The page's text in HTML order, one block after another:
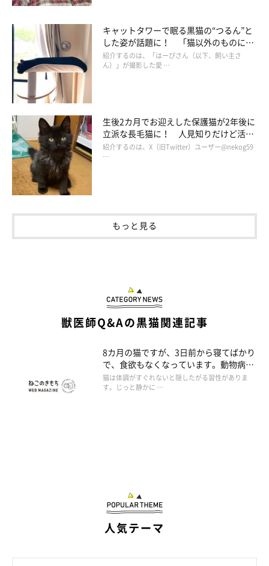
キャットタワーで眠る黒猫の“つるん”と
した姿が話題に！ 「猫以外のものに見
える」と大喜利状態に
紹介するのは、「はーぴさん（以下、飼い主さ
ん）」が撮影した愛 …
生後2カ月でお迎えした保護猫が2年後に
立派な長毛猫に！ 人見知りだけど活発
な愛猫の成長ビフォーアフターにほっこ
り
紹介するのは、X（旧Twitter）ユーザー@nekog59
…
もっと見る
獣医師Q&Aの黒猫関連記事
8カ月の猫ですが、3日前から寝てばかり
で、食欲もなくなっています。動物病院
へ行ったほうがいいでしょうか。
猫は体調がすぐれないと隠したがる習性がありま
す。じっと静かに …
人気テーマ